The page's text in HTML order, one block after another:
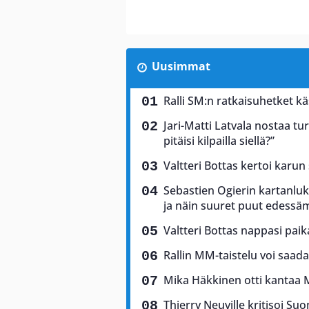
Uusimmat
Ralli SM:n ratkaisuhetket
Jari-Matti Latvala nostaa
pitäisi kilpailla siellä?”
Valtteri Bottas kertoi karun
Sebastien Ogierin
ja näin suuret puut
Valtteri Bottas nappasi
Rallin MM-taistelu voi
Mika Häkkinen otti kantaa
Thierry Neuville kritisoi